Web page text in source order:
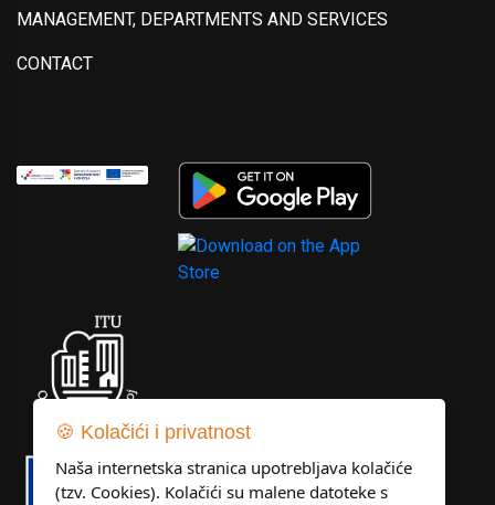
MANAGEMENT, DEPARTMENTS AND SERVICES
CONTACT
🍪 Kolačići i privatnost
Naša internetska stranica upotrebljava kolačiće
(tzv. Cookies). Kolačići su malene datoteke s